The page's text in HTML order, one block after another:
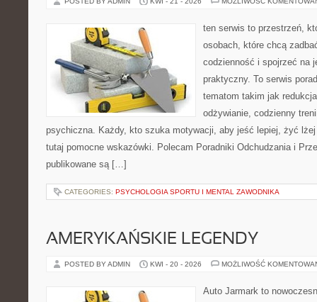
ten serwis to przestrzeń,
osobach, które chcą
codzienność i spojrzeć na
praktyczny. To serwis
tematom takim jak
odżywianie, codzienny
psychiczna. Każdy, kto szuka motywacji, aby jeść lepiej, żyć
tutaj pomocne wskazówki. Polecam Poradniki Odchudzania i
publikowane są […]
CATEGORIES: PSYCHOLOGIA SPORTU I MENTAL ZAWODNIKA
AMERYKAŃSKIE LEGENDY
POSTED BY ADMIN KWI - 20 - 2026 MOŻLIWOŚĆ
Auto Jarmark to